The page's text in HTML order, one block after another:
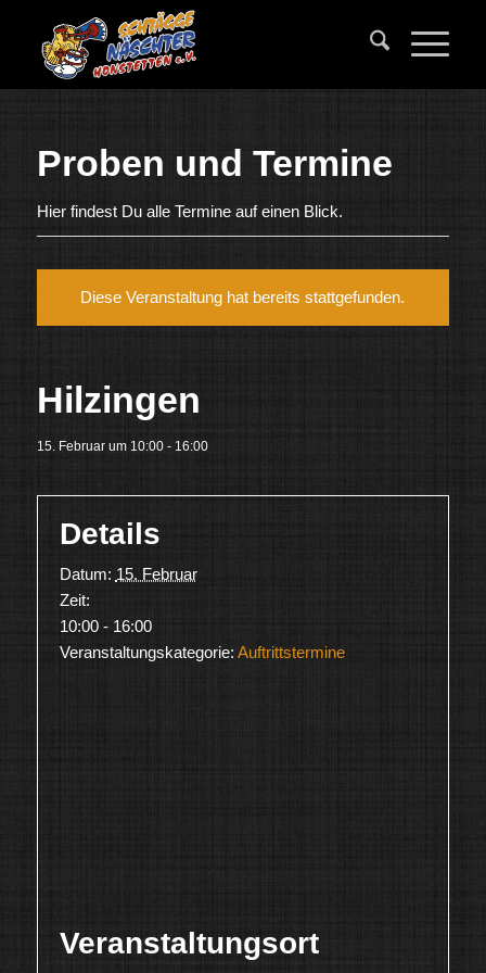
Proben und Termine
Hier findest Du alle Termine auf einen Blick.
Diese Veranstaltung hat bereits stattgefunden.
Hilzingen
15. Februar um 10:00- 16:00
Details
Datum: 15. Februar
Zeit:
10:00 - 16:00
Veranstaltungskategorie: Auftrittstermine
Veranstaltungsort